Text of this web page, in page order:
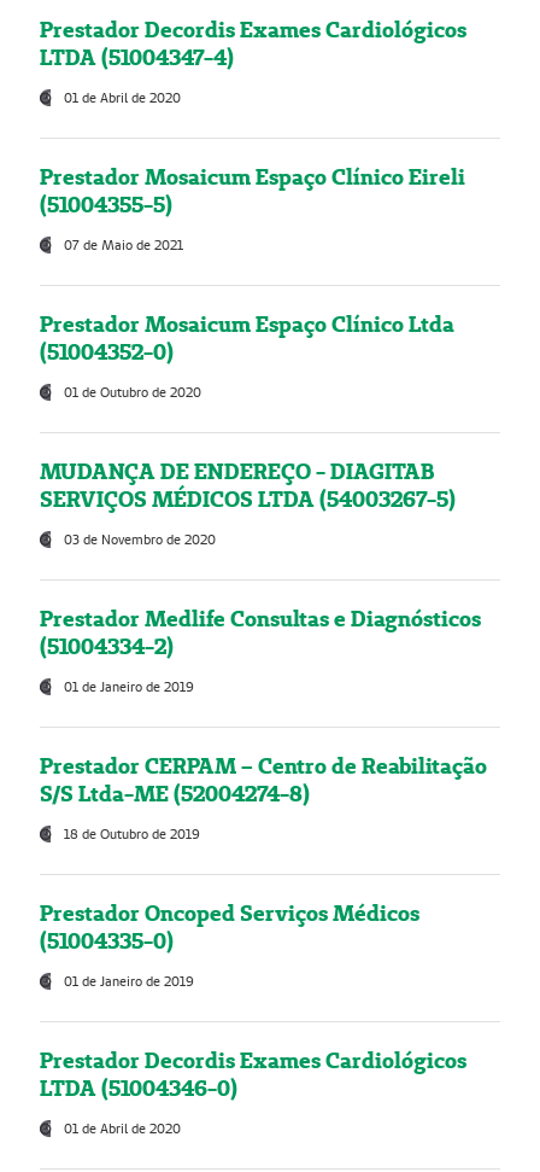
Prestador Decordis Exames Cardiológicos
LTDA (51004347-4)
01 de Abril de 2020
Prestador Mosaicum Espaço Clínico Eireli
(51004355-5)
07 de Maio de 2021
Prestador Mosaicum Espaço Clínico Ltda
(51004352-0)
01 de Outubro de 2020
MUDANÇA DE ENDEREÇO - DIAGITAB
SERVIÇOS MÉDICOS LTDA (54003267-5)
03 de Novembro de 2020
Prestador Medlife Consultas e Diagnósticos
(51004334-2)
01 de Janeiro de 2019
Prestador CERPAM – Centro de Reabilitação
S/S Ltda-ME (52004274-8)
18 de Outubro de 2019
Prestador Oncoped Serviços Médicos
(51004335-0)
01 de Janeiro de 2019
Prestador Decordis Exames Cardiológicos
LTDA (51004346-0)
01 de Abril de 2020